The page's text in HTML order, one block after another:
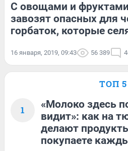
С овощами и
завозят опасных для
горбаток, которые
16 января, 2019, 09:43 56 389
ТОП 5
1
«Молоко здесь
видит»: как на
делают
покупаете